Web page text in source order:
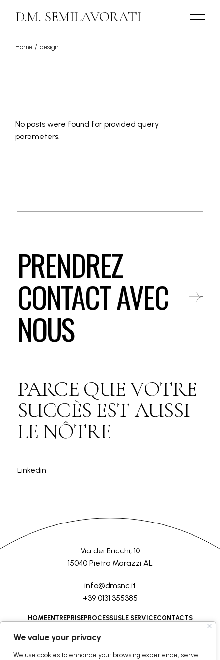
We value your privacy
We use cookies to enhance your browsing experience, serve
D.M. SEMILAVORATI
Home design
No posts were found for provided query
parameters.
PRENDREZ
CONTACT AVEC
NOUS
PARCE QUE VOTRE
SUCCÈS EST AUSSI
LE NÔTRE
Linkedin
Via dei Bricchi, 10
15040 Pietra Marazzi AL
info@dmsnc.it
+39 0131 355385
HOMEENTREPRISEPROCESSUSLE SERVICECONTACTS